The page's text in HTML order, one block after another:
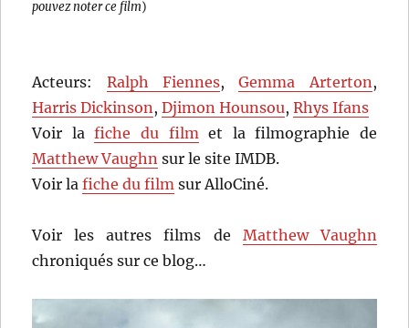
pouvez noter ce film)
Acteurs: Ralph Fiennes,Gemma Arterton ,
Harris Dickinson ,Djimon Hounsou,Rhys Ifans
Voir lafiche du film et la filmographie de
Matthew Vaughn sur le site IMDB.
Voir lafiche du film sur AlloCiné.
Voir les autres films de Matthew Vaughn
chroniqués sur ce blog…